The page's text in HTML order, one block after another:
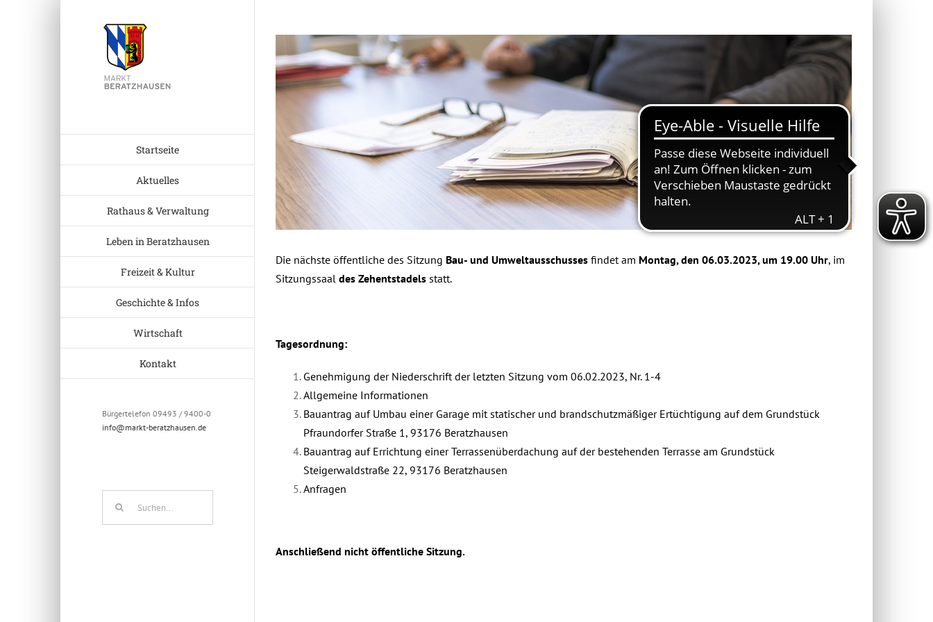
Startseite
Aktuelles
Rathaus & Verwaltung
Leben in Beratzhausen
Freizeit & Kultur
Geschichte & Infos
Wirtschaft
Kontakt
Bürgertelefon 09493 / 9400-0
info@markt-beratzhausen.de
grösseres
Bild
Die nächste öffentliche des Sitzung Bau- und Umweltausschusses findet am Montag, den 06.03.2023, um 19.00 Uhr, im
Sitzungssaal des Zehentstadels statt.
Tagesordnung:
Genehmigung der Niederschrift der letzten Sitzung vom 06.02.2023, Nr. 1-4
Allgemeine Informationen
Bauantrag auf Umbau einer Garage mit statischer und brandschutzmäßiger Ertüchtigung auf dem Grundstück
Pfraundorfer Straße 1, 93176 Beratzhausen
Bauantrag auf Errichtung einer Terrassenüberdachung auf der bestehenden Terrasse am Grundstück
Steigerwaldstraße 22, 93176 Beratzhausen
Anfragen
Anschließend nicht öffentliche Sitzung.